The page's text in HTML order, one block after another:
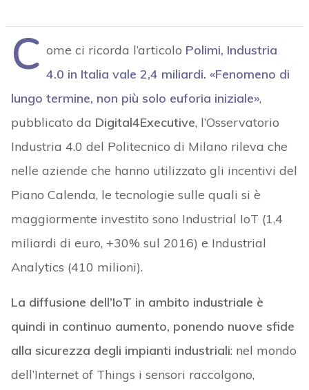
C ome ci ricorda l’articolo Polimi, Industria
4.0 in Italia vale 2,4 miliardi. «Fenomeno di
lungo termine, non più solo euforia iniziale»,
pubblicato da Digital4Executive, l’Osservatorio
Industria 4.0 del Politecnico di Milano rileva che
nelle aziende che hanno utilizzato gli incentivi del
Piano Calenda, le tecnologie sulle quali si è
maggiormente investito sono Industrial IoT (1,4
miliardi di euro, +30% sul 2016) e Industrial
Analytics (410 milioni).
La diffusione dell’IoT in ambito industriale è
quindi in continuo aumento, ponendo nuove sfide
alla sicurezza degli impianti industriali: nel mondo
dell’Internet of Things i sensori raccolgono,